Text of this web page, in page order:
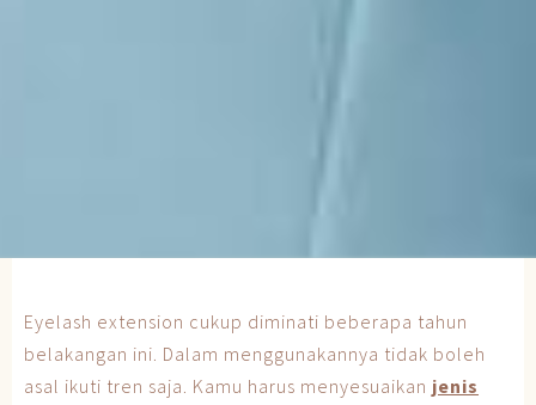
Eyelash extension cukup diminati beberapa tahun
belakangan ini. Dalam menggunakannya tidak boleh
asal ikuti tren saja. Kamu harus menyesuaikan jenis